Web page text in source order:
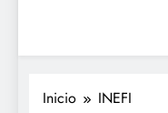
•
Inicio INEFI